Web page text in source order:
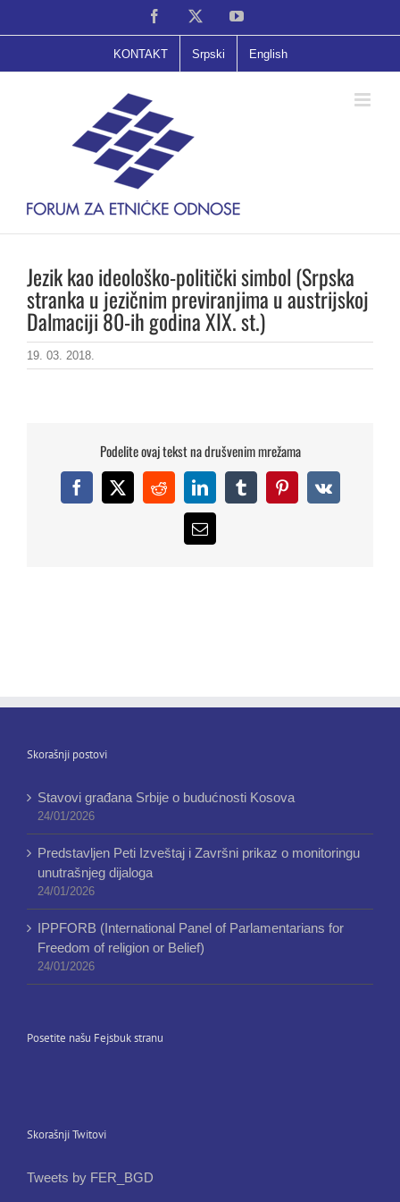
Facebook YouTube
KONTAKT Srpski English
Jezik kao ideološko-politički simbol (Srpska
stranka u jezičnim previranjima u austrijskoj
Dalmaciji 80-ih godina XIX. st.)
19. 03. 2018.
Podelite ovaj tekst na drušvenim mrežama
Facebook
X RedditLinkedInTumblrPinterest
Vk
Email
Skorašnji postovi
Stavovi građana Srbije o budućnosti Kosova
24/01/2026
Predstavljen Peti Izveštaj i Završni prikaz o monitoringu
unutrašnjeg dijaloga
24/01/2026
IPPFORB (International Panel of Parlamentarians for
Freedom of religion or Belief)
24/01/2026
Posetite našu Fejsbuk stranu
Skorašnji Twitovi
Tweets by FER_BGD